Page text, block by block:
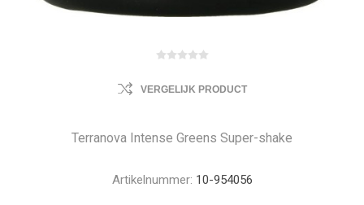
VERGELIJK PRODUCT
Terranova Intense Greens Super-shake
Artikelnummer: 10-954056